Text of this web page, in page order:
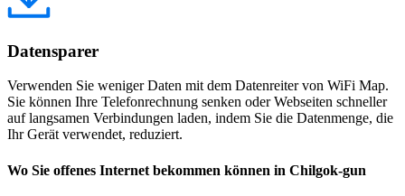
Datensparer
Verwenden Sie weniger Daten mit dem Datenreiter von WiFi Map.
Sie können Ihre Telefonrechnung senken oder Webseiten schneller
auf langsamen Verbindungen laden, indem Sie die Datenmenge, die
Ihr Gerät verwendet, reduziert.
Wo Sie offenes Internet bekommen können in Chilgok-gun